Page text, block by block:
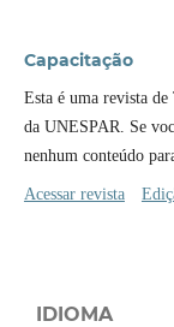
Capacitação
Esta é uma revista
da UNESPAR. Se
nenhum conteúdo
Acessar revista
IDIOMA